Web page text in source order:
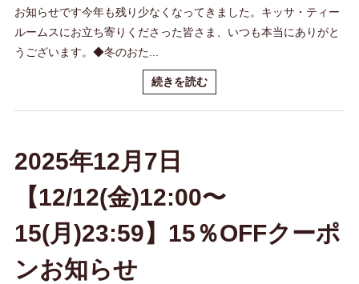
お知らせです今年も残り少なくなってきました。キッサ・ティー
ルームスにお立ち寄りくださった皆さま、いつも本当にありがと
うございます。◆冬のおた...
続きを読む
2025年12月7日
【12/12(金)12:00〜
15(月)23:59】15％OFFクーポ
ンお知らせ